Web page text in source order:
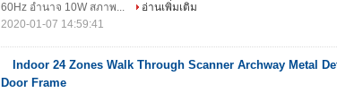
60Hz อำนาจ 10W สภาพ...
อ่านเพิ่มเติม
2020-01-07 14:59:41
Indoor 24 Zones Walk Through Scanner Archway Metal
Door Frame